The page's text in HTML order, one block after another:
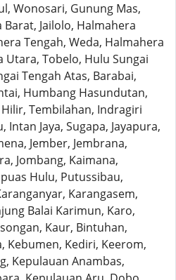
Wonosari, Gunung Mas,
Jailolo, Halmahera
Tengah, Weda, Halmahera
Tobelo, Hulu Sungai
Tengah Atas, Barabai,
Humbang Hasundutan,
Tembilahan, Indragiri
Jaya, Sugapa, Jayapura,
Jember, Jembrana,
Jombang, Kaimana,
Hulu, Putussibau,
Karangasem,
Balai Karimun, Karo,
Kaur, Bintuhan,
Kebumen, Kediri, Keerom,
Kepulauan Anambas,